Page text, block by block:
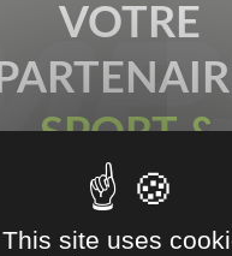
VOTRE
SPORT &
This site uses